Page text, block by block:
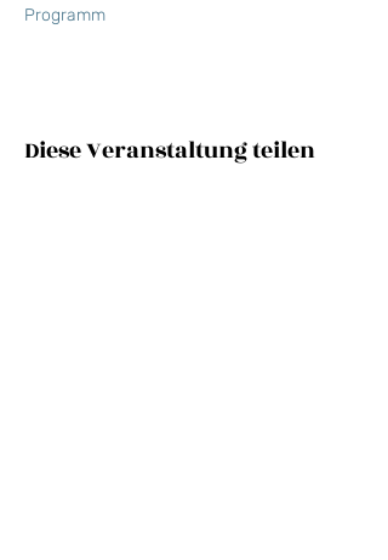
Programm
Diese Veranstaltung teilen